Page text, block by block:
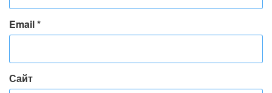
Email*
Сайт